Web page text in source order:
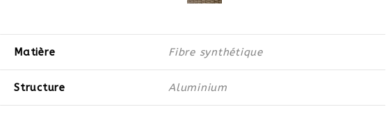
Matière Fibre synthétique
Structure Aluminium